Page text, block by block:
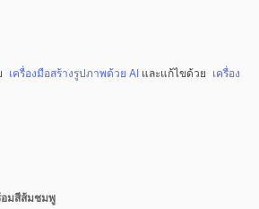
เครื่องมือสร้างรูปภาพด้วย AI และแก้ไขด้วย เครื่อง
มสีส้มชมพู